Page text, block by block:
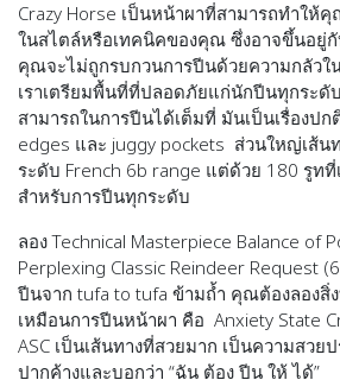
Crazy Horse เป็นหน้าผาที่สามารถทำให้
ในสไตล์หรือเทคนิคของคุณ ซึ่งอาจขึ้นอยู่
คุณจะไม่ถูกรบกวนการปีนด้วยความกลัวใ
เราเตรียมพื้นที่ที่ปลอดภัยแก่นักปีนทุกระดั
สามารถในการปีนได้เต็มที่ มันเป็นเรื่องปก
edges และ juggy pockets ส่วนใหญ่เส้น
ระดับ French 6b range แต่ด้วย 180 รูท
สำหรับการปีนทุกระดับ
ลอง Technical Masterpiece Balance of
Perplexing Classic Reindeer Request
ปีนจาก tufa to tufa ข้ามถ้ำ คุณต้องลองสิ่
เหมือนการปีนหน้าผา คือ Anxiety State
ASC เป็นเส้นทางที่สวยมาก เป็นความสว
ปากค้างและบอกว่า “ฉัน ต้อง ปีน ให้ ได้”